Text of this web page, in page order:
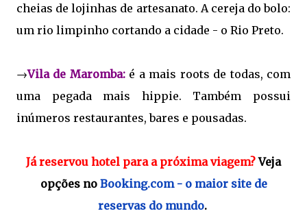
cheias de lojinhas de artesanato. A cereja do bolo:
um rio limpinho cortando a cidade - o Rio Preto.
→Vila de Maromba:é a mais roots de todas, com
uma pegada mais hippie. Também possui
inúmeros restaurantes, bares e pousadas.
Já reservou hotel para a próxima viagem?Veja
opções no Booking.com - o maior site de
reservas do mundo.